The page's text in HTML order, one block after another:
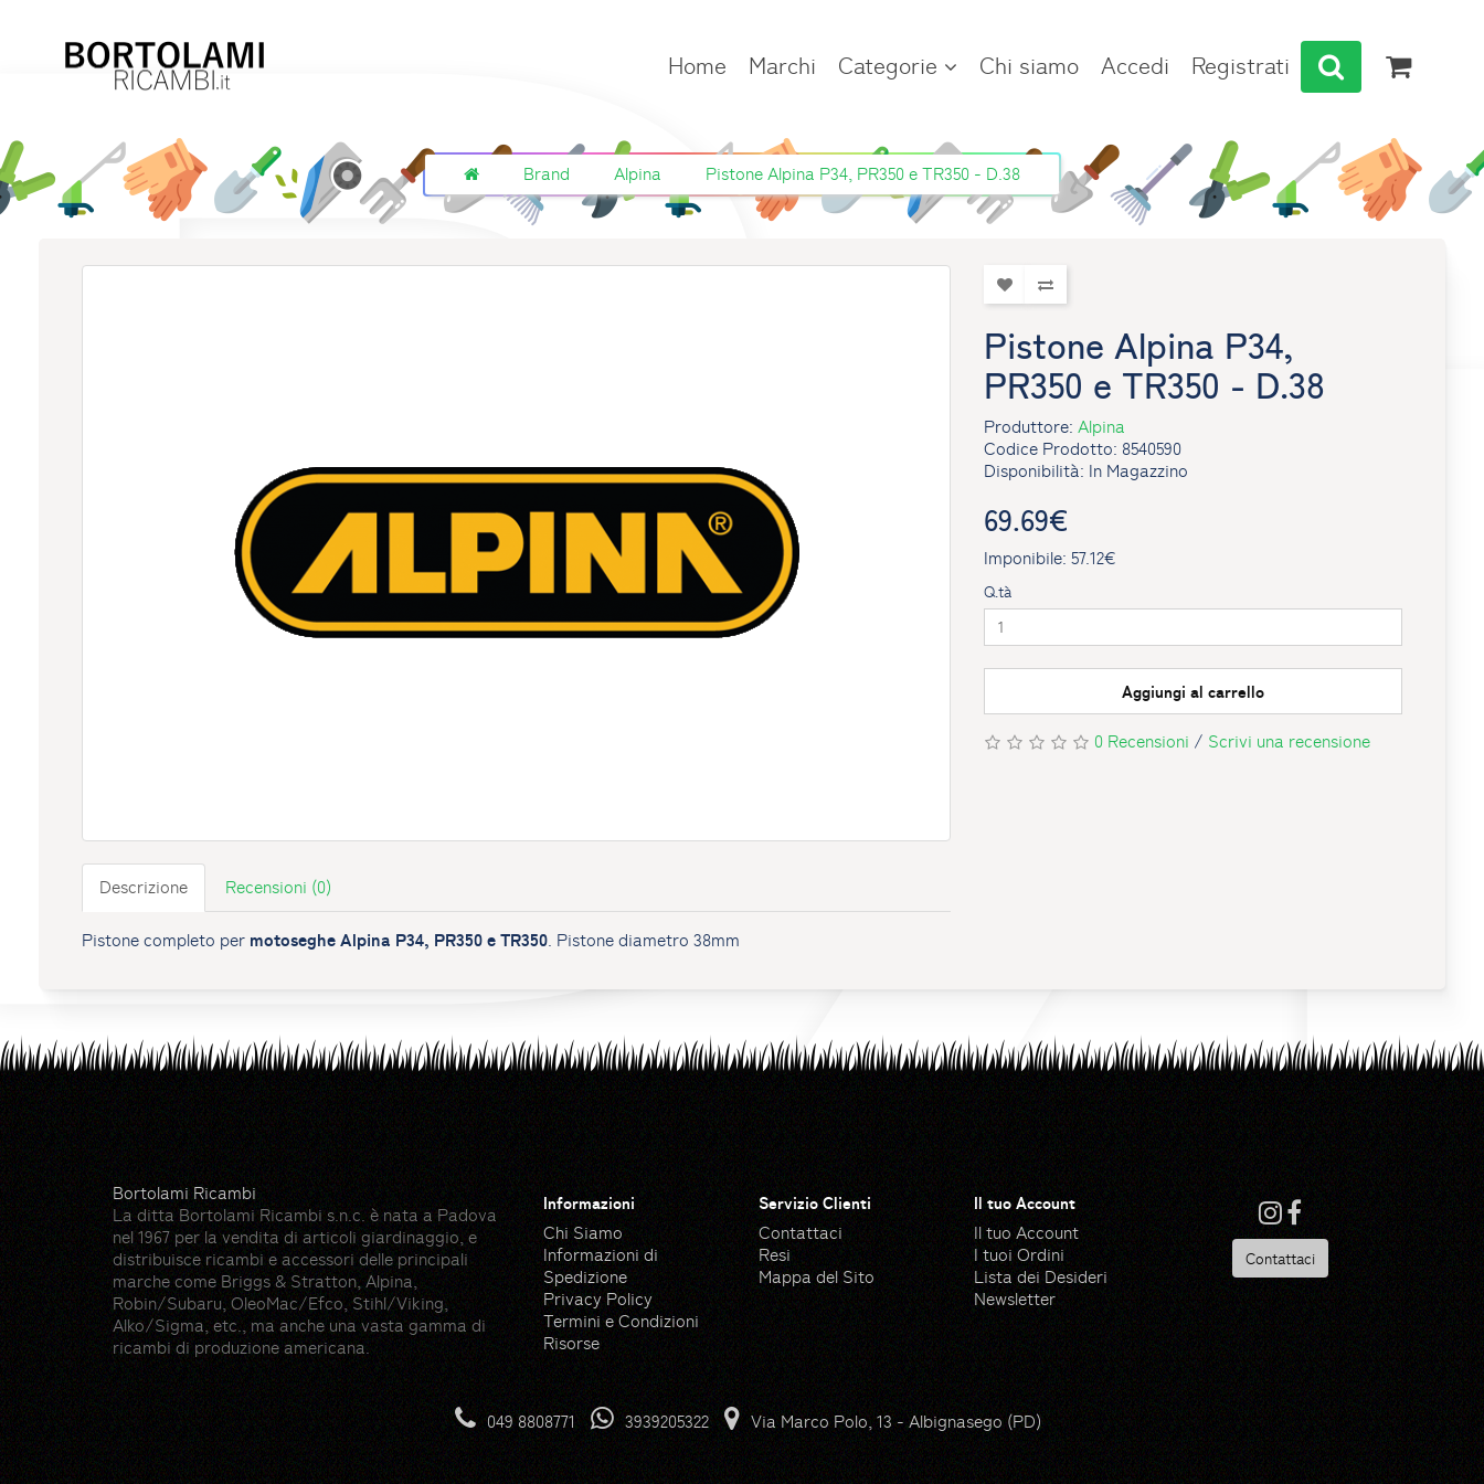
Home Marchi Categorie Chi siamo Accedi Registrati
Brand Alpina Pistone Alpina P34, PR350 e TR350 - D.38
Pistone Alpina P34,
PR350 e TR350 - D.38
Produttore:Alpina
Codice Prodotto: 8540590
Disponibilità: In Magazzino
69.69€
Imponibile: 57.12€
Q.tà
Aggiungi al carrello
0 Recensioni / Scrivi una recensione
Descrizione Recensioni (0)
Pistone completo per motoseghe Alpina P34, PR350 e TR350. Pistone diametro 38mm
Bortolami Ricambi
La ditta Bortolami Ricambi s.n.c. è nata a Padova
nel 1967 per la vendita di articoli giardinaggio, e
distribuisce ricambi e accessori delle principali
marche come Briggs & Stratton, Alpina,
Robin/Subaru, OleoMac/Efco, Stihl/Viking,
Alko/Sigma, etc., ma anche una vasta gamma di
ricambi di produzione americana.
Informazioni
Chi Siamo
Informazioni di
Spedizione
Privacy Policy
Termini e Condizioni
Risorse
Servizio Clienti
Contattaci
Resi
Mappa del Sito
Il tuo Account
Il tuo Account
I tuoi Ordini
Lista dei Desideri
Newsletter
Contattaci
Hedge icons created by photo3idea_studio - Flaticon
Pump icons created by Good Ware - Flaticon
049 8808771 3939205322 Via Marco Polo, 13 - Albignasego (PD)